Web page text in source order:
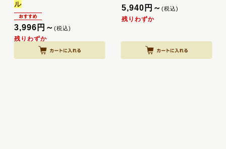
ル
3,996 円 ～(税込)
残りわずか
5,940 円 ～ (税込)
残りわずか